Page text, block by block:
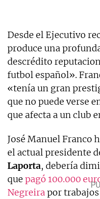
Desde el Ejecutivo
produce una
descrédito
futbol español».
«tenía un gran
que no puede verse
que afecta a un club
José Manuel Franco
el actual presidente
Laporta, debería
que pagó 100.000
Negreirapor trabajos